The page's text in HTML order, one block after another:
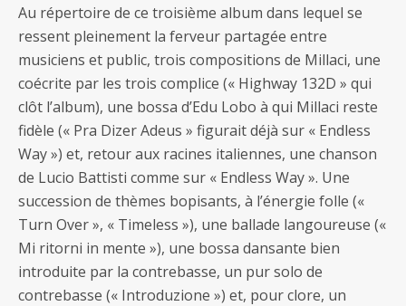
Au répertoire de ce troisième album dans lequel se
ressent pleinement la ferveur partagée entre
musiciens et public, trois compositions de Millaci, une
coécrite par les trois complice (« Highway 132D » qui
clôt l’album), une bossa d’Edu Lobo à qui Millaci reste
fidèle (« Pra Dizer Adeus » figurait déjà sur « Endless
Way ») et, retour aux racines italiennes, une chanson
de Lucio Battisti comme sur « Endless Way ». Une
succession de thèmes bopisants, à l’énergie folle («
Turn Over », « Timeless »), une ballade langoureuse («
Mi ritorni in mente »), une bossa dansante bien
introduite par la contrebasse, un pur solo de
contrebasse (« Introduzione ») et, pour clore, un